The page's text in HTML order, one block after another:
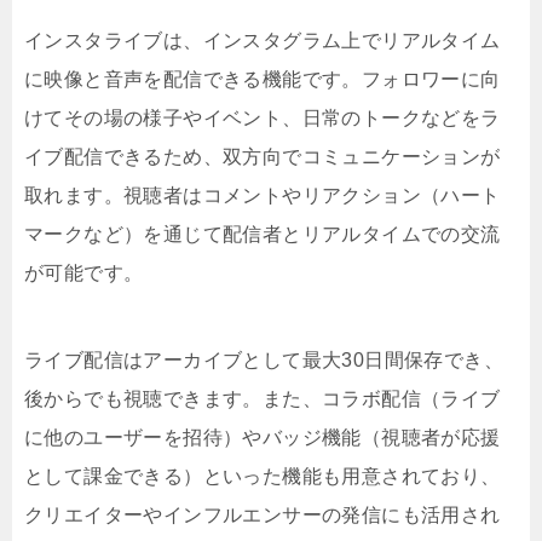
インスタライブは、インスタグラム上でリアルタイム
に映像と音声を配信できる機能です。フォロワーに向
けてその場の様子やイベント、日常のトークなどをラ
イブ配信できるため、双方向でコミュニケーションが
取れます。視聴者はコメントやリアクション（ハート
マークなど）を通じて配信者とリアルタイムでの交流
が可能です。
ライブ配信はアーカイブとして最大30日間保存でき、
後からでも視聴できます。また、コラボ配信（ライブ
に他のユーザーを招待）やバッジ機能（視聴者が応援
として課金できる）といった機能も用意されており、
クリエイターやインフルエンサーの発信にも活用され